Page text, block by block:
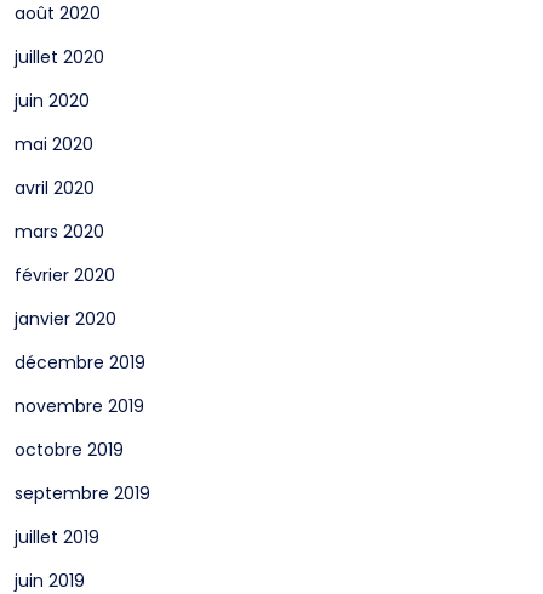
août 2020
juillet 2020
juin 2020
mai 2020
avril 2020
mars 2020
février 2020
janvier 2020
décembre 2019
novembre 2019
octobre 2019
septembre 2019
juillet 2019
juin 2019